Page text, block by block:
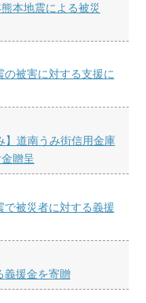
本地震による被災
の被害に対する支援に
】道南うみ街信用金庫
贈呈
で被災者に対する義援
義援金を寄贈